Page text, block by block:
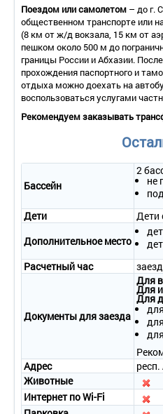
Количество комнат-2-комнатный
Тип номера-Полулюкс
Кол-во доп. мест 0
Кол-во основных мест 4
Мебель:кровати односпальные /
Оборудование : кондиционер,
Санузел: с душем, фен
смена полотенец: ежедневно;
смена постельного белья: 1
уборка номера: ежедневно.
СТАНДАРТНЫЙ 2-МЕСТНЫЙ 1-
Количество комнат-1-комнатный
Тип номера-Стандартный
Дополнительное место-
Мебель: односпальные /одна
Оборудование : кондиционер,
Санузел: с душем, фен
Сервис :
смена полотенец: ежедневно;
смена постельного белья: 1
Поездом или самолетом – до г.
общественном транспорте или
(8 км от ж/д вокзала, 15 км от
пешком около 500 м до
границы России и Абхазии.
прохождения паспортного и
отдыха можно доехать на
воспользоваться услугами
Рекомендуем заказывать
Бассейн
2
не
Дети
Дети
Дополнительное место
Расчетный час
Документы для заезда
Для
Для
Для
Адрес
Животные
Интернет по Wi-Fi